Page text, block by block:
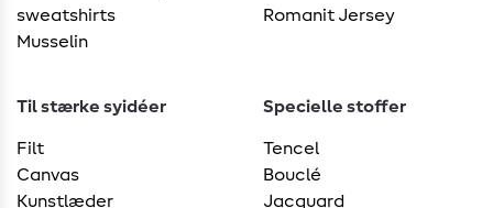
sweatshirts
Musselin
Romanit Jersey
Til stærke syidéer
Filt
Canvas
Kunstlæder
Specielle stoffer
Tencel
Bouclé
Jacquard